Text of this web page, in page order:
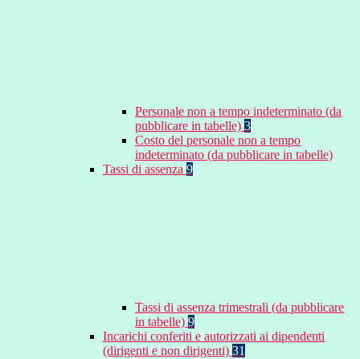
Personale non a tempo indeterminato (da
pubblicare in tabelle) 3
Costo del personale non a tempo
indeterminato (da pubblicare in tabelle)
Tassi di assenza 9
Tassi di assenza trimestrali (da pubblicare
in tabelle) 9
Incarichi conferiti e autorizzati ai dipendenti
(dirigenti e non dirigenti) 31